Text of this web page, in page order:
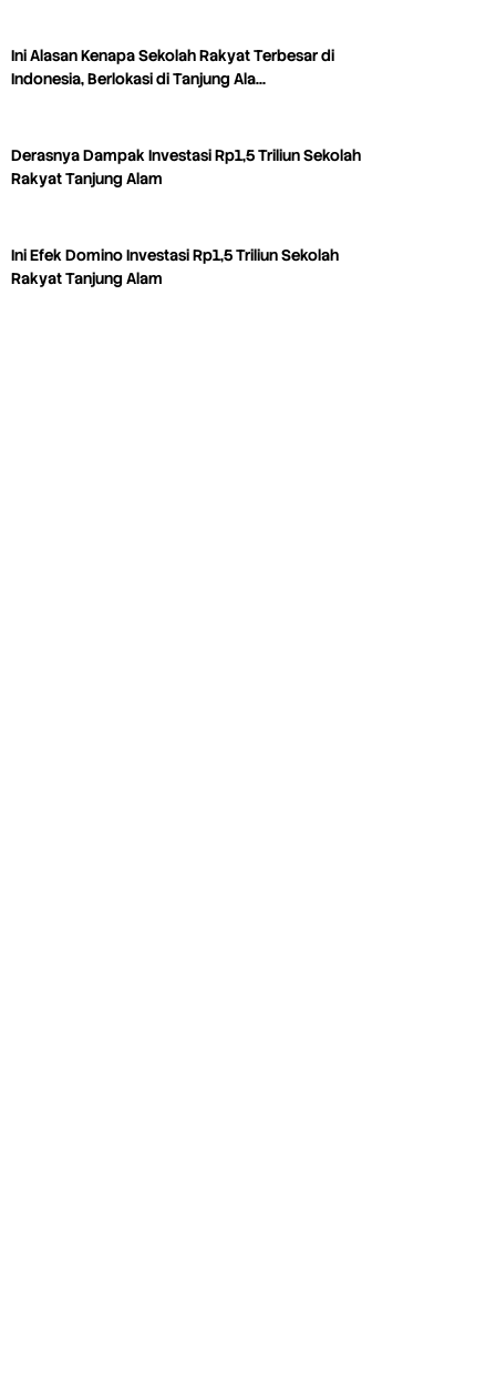
Ini Alasan Kenapa Sekolah Rakyat Terbesar di
Indonesia, Berlokasi di Tanjung Ala…
Derasnya Dampak Investasi Rp1,5 Triliun Sekolah
Rakyat Tanjung Alam
Ini Efek Domino Investasi Rp1,5 Triliun Sekolah
Rakyat Tanjung Alam